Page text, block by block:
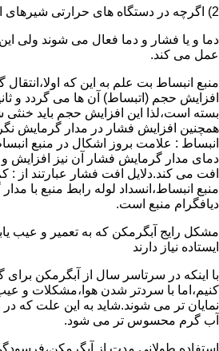
2) اگرچه در دستگاه های حرارتی شیرهای اطمینان با افزایش فشار،
دما و یا فشار و دما فعال می شوند ولی
عمل می کند.
منبع انبساط بت علم به این که
افزایش حجم (اتبساط) آن ها می گردد و
بسته است،لذا این افزایش حجم باید
همچنین افزایش فشار در مدار گرمایش
انبساط : علامت بروز اشکال در منبع
دمای مدار گرمایش فشار آن نیز افزایش و
افت می کند.دلایل افت فشار عبارتند از :
منبع انبساط،انسداد لوله رابط منبع با
دیافگرام منبع است.
مشکل رایج آبگرمکن که به تعمیر و عیب
ایستاده نیاز دارند
با اینکه در سرتاسر سال از آبگرمکن
کنیم،اما با سردتر شدن هوا،مشکلات و
نمایان تر می شوند.شاید به این علت که
آب گرم محسوس تر می شود.